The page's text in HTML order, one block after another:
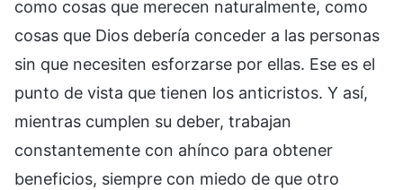
como cosas que merecen naturalmente, como
cosas que Dios debería conceder a las personas
sin que necesiten esforzarse por ellas. Ese es el
punto de vista que tienen los anticristos. Y así,
mientras cumplen su deber, trabajan
constantemente con ahínco para obtener
beneficios, siempre con miedo de que otro